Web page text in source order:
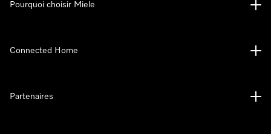
Pourquoi choisir Miele
Connected Home
Partenaires